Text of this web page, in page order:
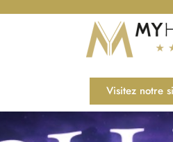
Visitez notre